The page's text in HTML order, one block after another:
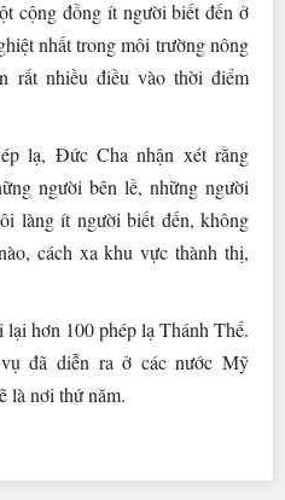
cộng đồng ít người biết đến ở
nhất trong môi trường nông
rất nhiều điều vào thời điểm
lạ, Đức Cha nhận xét rằng
người bên lề, những người
làng ít người biết đến, không
cách xa khu vực thành thị,
hơn 100 phép lạ Thánh Thể.
đã diễn ra ở các nước Mỹ
là nơi thứ năm.